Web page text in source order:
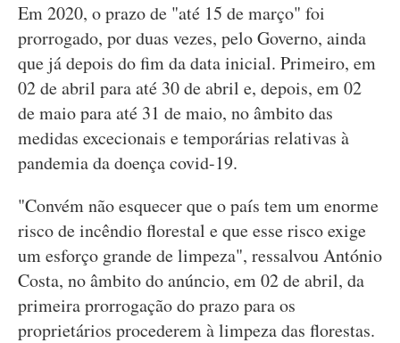
Em 2020, o prazo de "até 15 de março" foi
prorrogado, por duas vezes, pelo Governo, ainda
que já depois do fim da data inicial. Primeiro, em
02 de abril para até 30 de abril e, depois, em 02
de maio para até 31 de maio, no âmbito das
medidas excecionais e temporárias relativas à
pandemia da doença covid-19.
"Convém não esquecer que o país tem um enorme
risco de incêndio florestal e que esse risco exige
um esforço grande de limpeza", ressalvou António
Costa, no âmbito do anúncio, em 02 de abril, da
primeira prorrogação do prazo para os
proprietários procederem à limpeza das florestas.